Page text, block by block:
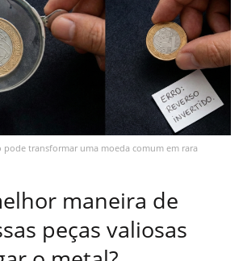
pode transformar uma moeda comum em rara
maneira de
peças valiosas